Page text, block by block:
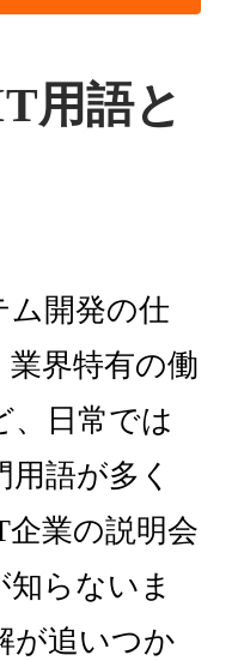
用語と
ム開発の仕
界特有の働
、日常では
語が多く
業の説明会
らないま
が追いつか